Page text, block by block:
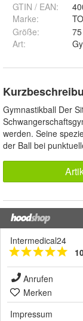
GTIN / EAN:
Marke:
Größe:
Art:
Gymnastikball Der
werden. Seine
der Ball bei
Intermedical24
Anrufen
Merken
Impressum